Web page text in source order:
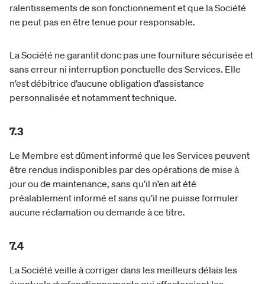
ralentissements de son fonctionnement et que la Société
ne peut pas en être tenue pour responsable.
La Société ne garantit donc pas une fourniture sécurisée et
sans erreur ni interruption ponctuelle des Services. Elle
n’est débitrice d’aucune obligation d’assistance
personnalisée et notamment technique.
7.3
Le Membre est dûment informé que les Services peuvent
être rendus indisponibles par des opérations de mise à
jour ou de maintenance, sans qu’il n’en ait été
préalablement informé et sans qu’il ne puisse formuler
aucune réclamation ou demande à ce titre.
7.4
La Société veille à corriger dans les meilleurs délais les